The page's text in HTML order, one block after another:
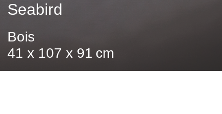
Seabird
Bois
41 x 107 x 91 cm